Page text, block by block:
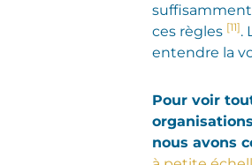
suffisamment
ces règles [11].
entendre la
Pour voir
nous avons